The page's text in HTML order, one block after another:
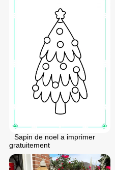
Sapin de noel a imprimer
gratuitement